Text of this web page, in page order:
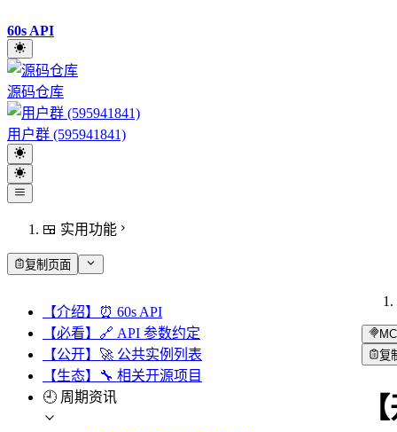
60s API
源码仓库
用户群 (595941841)
🍱 实用功能
复制页面
【介绍】⏰ 60s API
【必看】🔗 API 参数约定
【公开】🚀 公共实例列表
【生态】🔧 相关开源项目
🕘 周期资讯
复